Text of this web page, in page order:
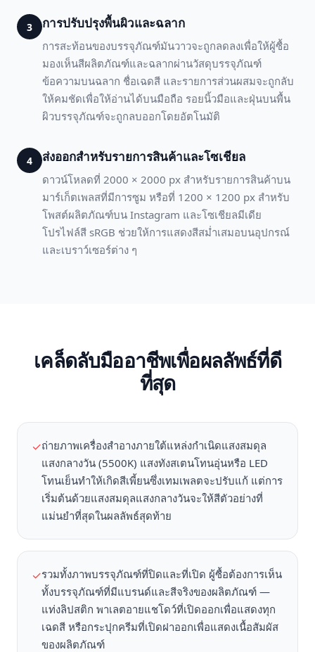
3 การปรับปรุงพื้นผิวและฉลาก
การสะท้อนของบรรจุภัณฑ์มันวาวจะถูกลดลงเพื่อให้ผู้ซื้อ
มองเห็นสีผลิตภัณฑ์และฉลากผ่านวัสดุบรรจุภัณฑ์
ข้อความบนฉลาก ชื่อเฉดสี และรายการส่วนผสมจะถูกลับ
ให้คมชัดเพื่อให้อ่านได้บนมือถือ รอยนิ้วมือและฝุ่นบนพื้น
ผิวบรรจุภัณฑ์จะถูกลบออกโดยอัตโนมัติ
4 ส่งออกสำหรับรายการสินค้าและโซเชียล
ดาวน์โหลดที่ 2000 × 2000 px สำหรับรายการสินค้าบน
มาร์เก็ตเพลสที่มีการซูม หรือที่ 1200 × 1200 px สำหรับ
โพสต์ผลิตภัณฑ์บน Instagram และโซเชียลมีเดีย
โปรไฟล์สี sRGB ช่วยให้การแสดงสีสม่ำเสมอบนอุปกรณ์
และเบราว์เซอร์ต่าง ๆ
เคล็ดลับมืออาชีพเพื่อผลลัพธ์ที่ดี
ที่สุด
✓ถ่ายภาพเครื่องสำอางภายใต้แหล่งกำเนิดแสงสมดุล
แสงกลางวัน (5500K) แสงทังสเตนโทนอุ่นหรือ LED
โทนเย็นทำให้เกิดสีเพี้ยนซึ่งเทมเพลตจะปรับแก้ แต่การ
เริ่มต้นด้วยแสงสมดุลแสงกลางวันจะให้สีตัวอย่างที่
แม่นยำที่สุดในผลลัพธ์สุดท้าย
✓รวมทั้งภาพบรรจุภัณฑ์ที่ปิดและที่เปิด ผู้ซื้อต้องการเห็น
ทั้งบรรจุภัณฑ์ที่มีแบรนด์และสีจริงของผลิตภัณฑ์ —
แท่งลิปสติก พาเลตอายแชโดว์ที่เปิดออกเพื่อแสดงทุก
เฉดสี หรือกระปุกครีมที่เปิดฝาออกเพื่อแสดงเนื้อสัมผัส
ของผลิตภัณฑ์